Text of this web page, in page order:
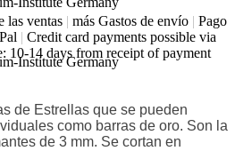
las ventas | más Gastos de envío | Pago
| Credit card payments possible via
10-14 days from receipt of payment
de Estrellas que se pueden
como barras de oro. Son la
de 3 mm. Se cortan en